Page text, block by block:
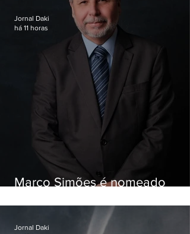
Marco Simões é nomeado
Jornal Daki
há 11 horas
Jornal Daki